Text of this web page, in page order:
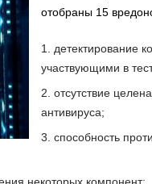
отобраны 15
детектирование
участвующими в
отсутствие
антивируса;
способность